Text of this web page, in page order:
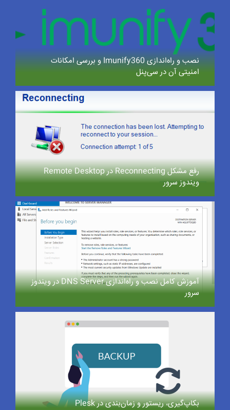
نصب و راه‌اندازی Imunify360 و بررسی امکانات
امنیتی آن در سی‌پنل
رفع مشکل Reconnecting در Remote Desktop
ویندوز سرور
آموزش کامل نصب و راه‌اندازی DNS Server در ویندوز
سرور
بکاپ‌گیری، ریستور و زمان‌بندی در Plesk